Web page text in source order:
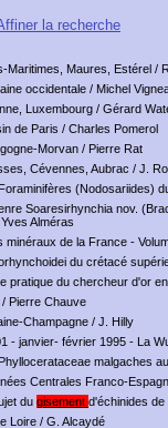
la recherche
Maritimes, Maures, Estérel /
occidentale / Michel
Luxembourg / Gérard
de Paris / Charles Pomerol
Morvan / Pierre Rat
Cévennes, Aubrac / J.
Foraminifères (Nodosariides)
Soaresirhynchia nov.
Alméras
minéraux de la France -
du crétacé
pratique du chercheur d'or
/ Pierre Chauve
Champagne / J. Hilly
- janvier- février 1995 - La
Phyllocerataceae malgaches
Centrales Franco-
du gisement d'échinides de
Loire / G. Alcaydé